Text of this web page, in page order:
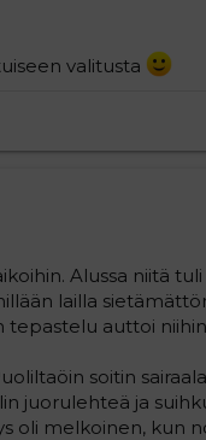
valitusta
Alussa niitä
lailla
tepastelu auttoi
soitin
juorulehteä ja
oli melkoinen, kun